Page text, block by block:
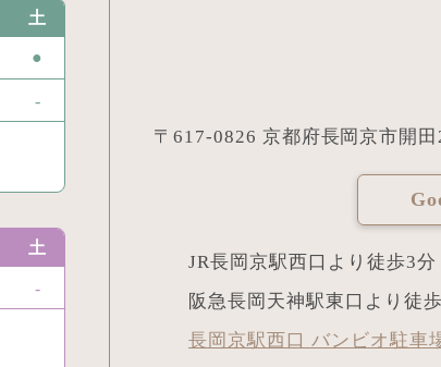
土
●
-
土
-
〒617-0826 京都府長岡京市開
JR長岡京駅西口より徒歩3分
阪急長岡天神駅東口より徒
長岡京駅西口 バンビオ駐車